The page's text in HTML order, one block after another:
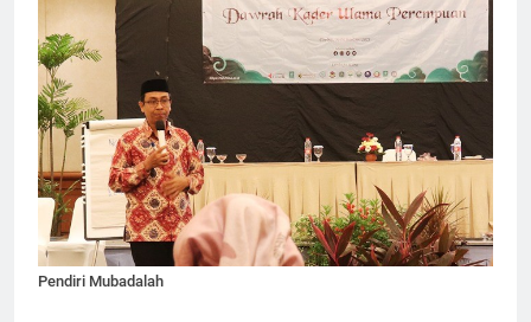
Pendiri Mubadalah